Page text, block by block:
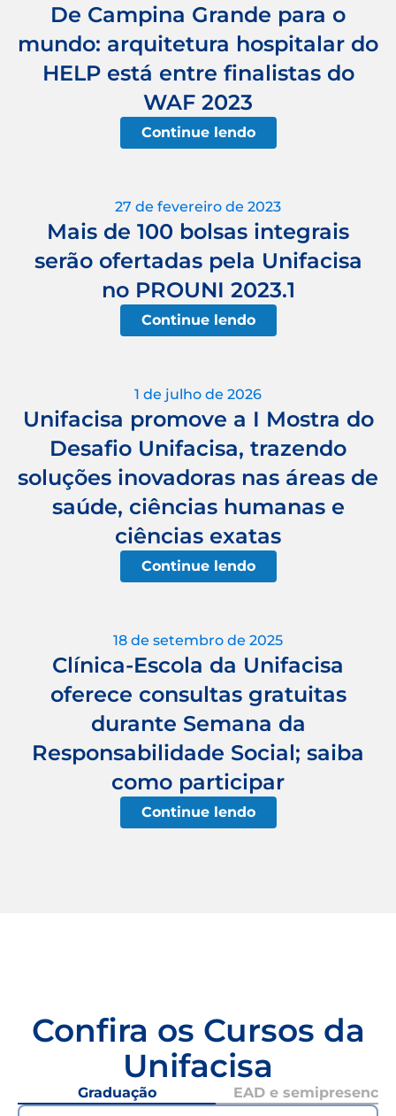
De Campina Grande para o
mundo: arquitetura hospitalar do
HELP está entre finalistas do
WAF 2023
Continue lendo
27 de fevereiro de 2023
Mais de 100 bolsas integrais
serão ofertadas pela Unifacisa
no PROUNI 2023.1
Continue lendo
1 de julho de 2026
Unifacisa promove a I Mostra do
Desafio Unifacisa, trazendo
soluções inovadoras nas áreas de
saúde, ciências humanas e
ciências exatas
Continue lendo
18 de setembro de 2025
Clínica-Escola da Unifacisa
oferece consultas gratuitas
durante Semana da
Responsabilidade Social; saiba
como participar
Continue lendo
Confira os Cursos da
Unifacisa
Graduação EAD e semipresencial